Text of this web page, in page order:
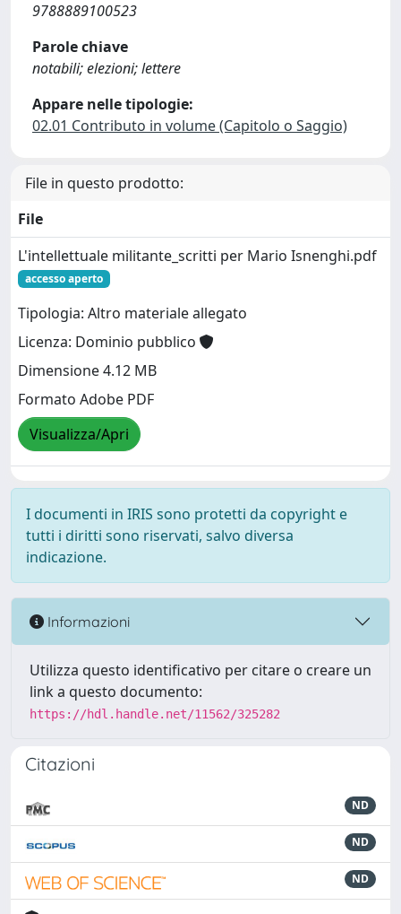
9788889100523
Parole chiave
notabili; elezioni; lettere
Appare nelle tipologie:
02.01 Contributo in volume (Capitolo o Saggio)
File in questo prodotto:
File
L'intellettuale militante_scritti per Mario Isnenghi.pdf
accesso aperto
Tipologia: Altro materiale allegato
Licenza: Dominio pubblico
Dimensione 4.12 MB
Formato Adobe PDF
Visualizza/Apri
I documenti in IRIS sono protetti da copyright e
tutti i diritti sono riservati, salvo diversa
indicazione.
Informazioni
Utilizza questo identificativo per citare o creare un
link a questo documento:
https://hdl.handle.net/11562/325282
Citazioni
ND
ND
ND